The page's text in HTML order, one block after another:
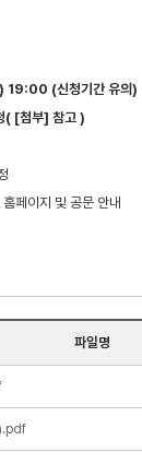
(신청기간 유의)
( [첨부] 참고 )
페이지 및 공문 안내
파일명